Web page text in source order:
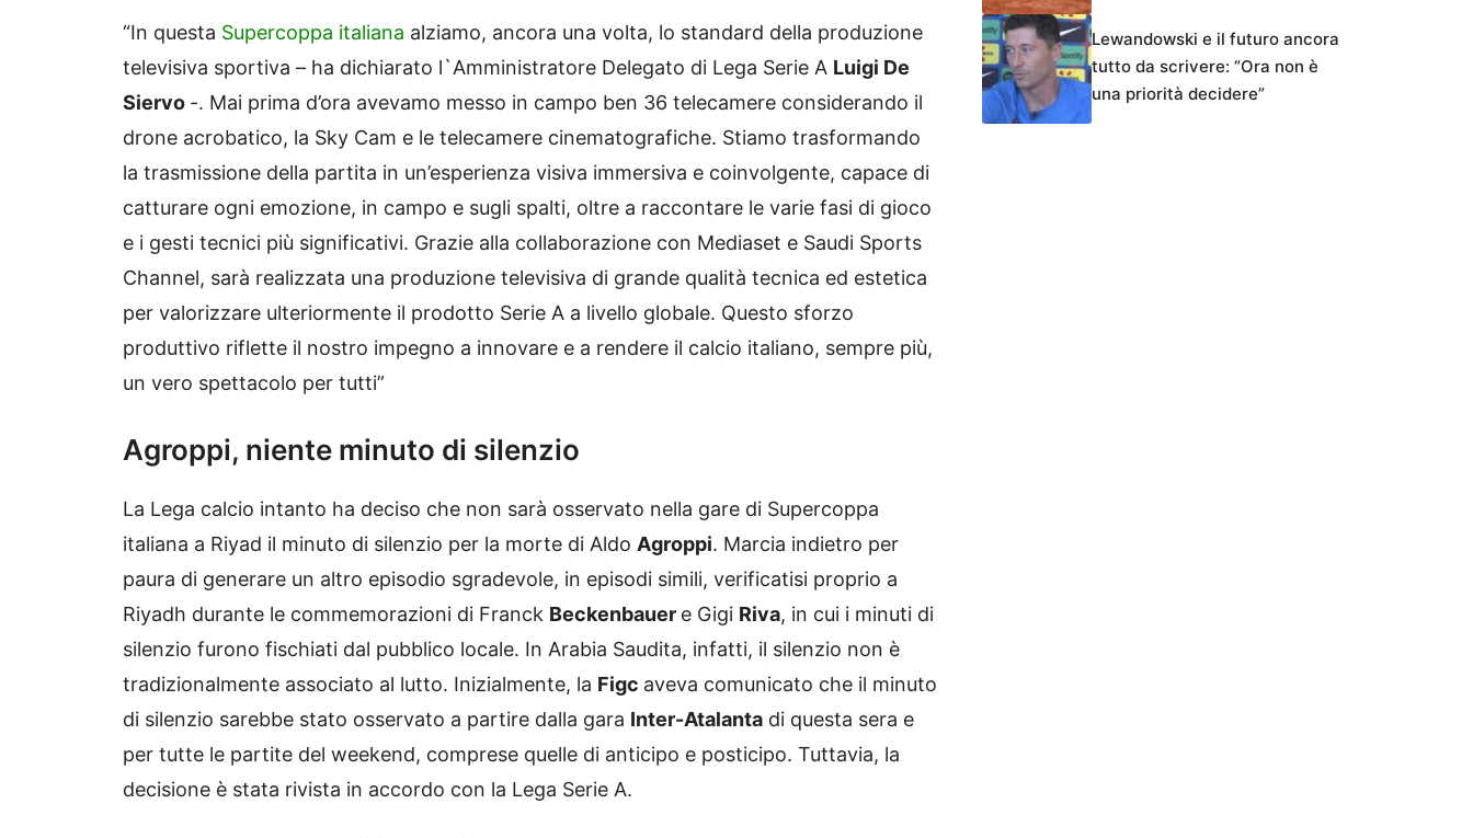
“In questa Supercoppa italiana alziamo, ancora una volta, lo standard della produzione
televisiva sportiva – ha dichiarato l`Amministratore Delegato di Lega Serie A Luigi De
Siervo -. Mai prima d’ora avevamo messo in campo ben 36 telecamere considerando il
drone acrobatico, la Sky Cam e le telecamere cinematografiche. Stiamo trasformando
la trasmissione della partita in un’esperienza visiva immersiva e coinvolgente, capace di
catturare ogni emozione, in campo e sugli spalti, oltre a raccontare le varie fasi di gioco
e i gesti tecnici più significativi. Grazie alla collaborazione con Mediaset e Saudi Sports
Channel, sarà realizzata una produzione televisiva di grande qualità tecnica ed estetica
per valorizzare ulteriormente il prodotto Serie A a livello globale. Questo sforzo
produttivo riflette il nostro impegno a innovare e a rendere il calcio italiano, sempre più,
un vero spettacolo per tutti”
Agroppi, niente minuto di silenzio
La Lega calcio intanto ha deciso che non sarà osservato nella gare di Supercoppa
italiana a Riyad il minuto di silenzio per la morte di Aldo Agroppi. Marcia indietro per
paura di generare un altro episodio sgradevole, in episodi simili, verificatisi proprio a
Riyadh durante le commemorazioni di Franck Beckenbauer e Gigi Riva, in cui i minuti di
silenzio furono fischiati dal pubblico locale. In Arabia Saudita, infatti, il silenzio non è
tradizionalmente associato al lutto. Inizialmente, la Figc aveva comunicato che il minuto
di silenzio sarebbe stato osservato a partire dalla gara Inter-Atalanta di questa sera e
per tutte le partite del weekend, comprese quelle di anticipo e posticipo. Tuttavia, la
decisione è stata rivista in accordo con la Lega Serie A.
Lewandowski e il futuro ancora
tutto da scrivere: “Ora non è
una priorità decidere”